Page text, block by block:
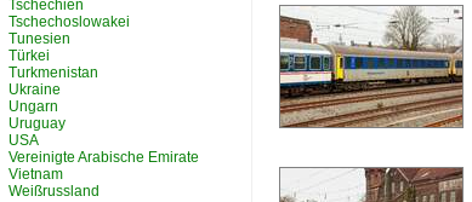
Tschechien
Tschechoslowakei
Tunesien
Türkei
Turkmenistan
Ukraine
Ungarn
Uruguay
USA
Vereinigte Arabische Emirate
Vietnam
Weißrussland